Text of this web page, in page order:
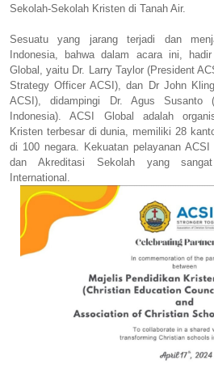
Sekolah-Sekolah Kristen di Tanah Air.
Sesuatu yang jarang terjadi dan
Indonesia, bahwa dalam acara ini,
Global, yaitu Dr. Larry Taylor (President
Strategy Officer ACSI), dan Dr John
ACSI), didampingi Dr. Agus Susanto
Indonesia). ACSI Global adalah
Kristen terbesar di dunia, memiliki 28
di 100 negara. Kekuatan pelayanan
dan Akreditasi Sekolah yang
International.